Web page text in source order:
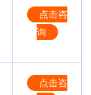
点击咨
询
点击咨